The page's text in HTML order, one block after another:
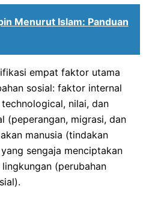
Menurut Islam: Panduan
empat faktor utama
sosial: faktor internal
nilai, dan
(peperangan, migrasi, dan
manusia (tindakan
sengaja menciptakan
(perubahan